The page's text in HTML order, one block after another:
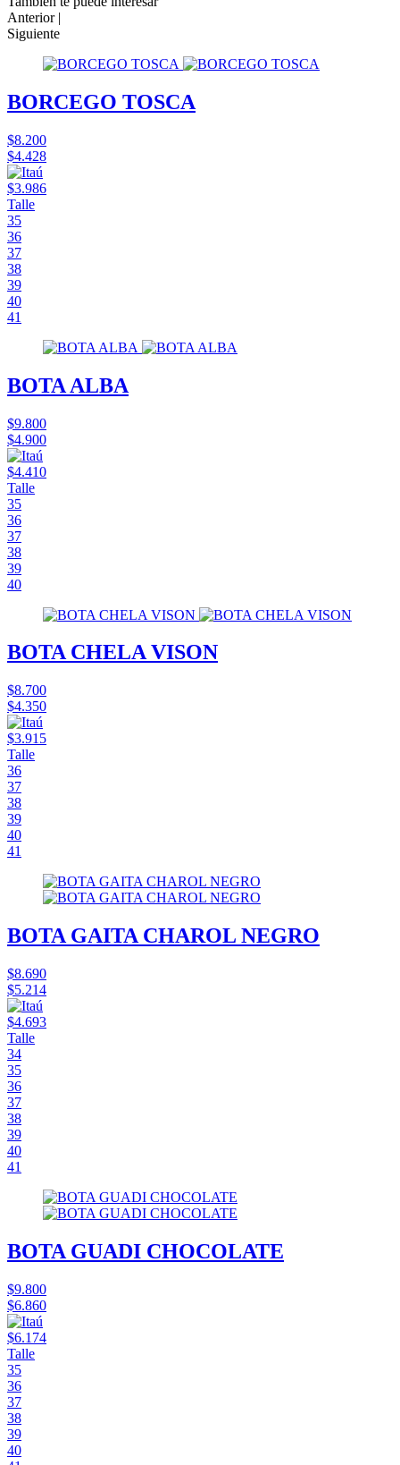
Anterior |
Siguiente
BORCEGO TOSCA
$8.200
$4.428
$3.986
Talle
35
36
37
38
39
40
41
BOTA ALBA
$9.800
$4.900
$4.410
Talle
35
36
37
38
39
40
BOTA CHELA VISON
$8.700
$4.350
$3.915
Talle
36
37
38
39
40
41
BOTA GAITA CHAROL NEGRO
$8.690
$5.214
$4.693
Talle
34
35
36
37
38
39
40
41
BOTA GUADI CHOCOLATE
$9.800
$6.860
$6.174
Talle
35
36
37
38
39
40